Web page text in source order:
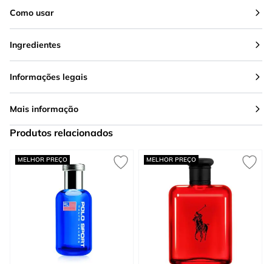
Como usar
Ingredientes
Informações legais
Mais informação
Produtos relacionados
Press to skip carousel
MELHOR PREÇO MELHOR PREÇO